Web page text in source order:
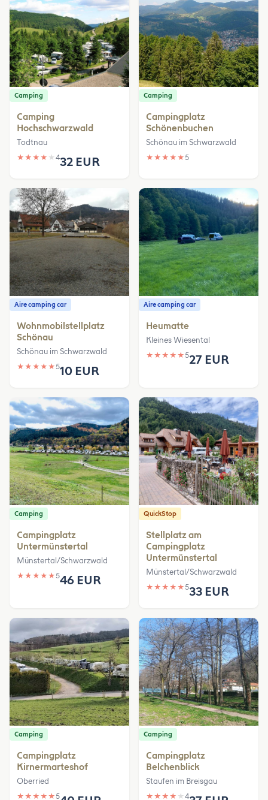
Camping
Camping
Hochschwarzwald
Todtnau
★ ★ ★ ★ ★ 432 EUR
Camping
Campingplatz
Schönenbuchen
Schönau im Schwarzwald
★ ★ ★ ★ ★5
Aire camping car
Wohnmobilstellplatz
Schönau
Schönau im Schwarzwald
★ ★ ★ ★ ★510 EUR
Aire camping car
Heumatte
Kleines Wiesental
★ ★ ★ ★ ★527 EUR
Camping
Campingplatz
Untermünstertal
Münstertal/Schwarzwald
★ ★ ★ ★ ★546 EUR
QuickStop
Stellplatz am
Campingplatz
Untermünstertal
Münstertal/Schwarzwald
★ ★ ★ ★ ★533 EUR
Camping
Campingplatz
Kirnermarteshof
Oberried
★ ★ ★ ★ ★5
Camping
Campingplatz
Belchenblick
Staufen im Breisgau
★ ★ ★ ★ ★ 4